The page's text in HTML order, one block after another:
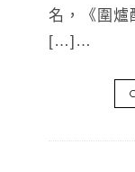
名，《圍爐
[…]…